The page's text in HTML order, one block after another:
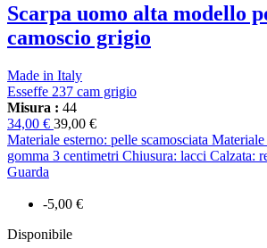
-5,00 €
Disponibile
Scarpa uomo alta modello
camoscio grigio
Made in Italy
Esseffe 237 cam grigio
Misura : 44
34,00 € 39,00 €
Materiale esterno: pelle scamosciata
gomma 3 centimetri Chiusura: lacci Calzata:
Guarda